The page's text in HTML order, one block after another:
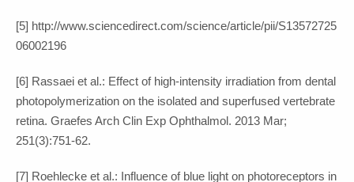
[5] http://www.sciencedirect.com/science/article/pii/S13572725
06002196
[6] Rassaei et al.: Effect of high-intensity irradiation from dental
photopolymerization on the isolated and superfused vertebrate
retina. Graefes Arch Clin Exp Ophthalmol. 2013 Mar;
251(3):751-62.
[7] Roehlecke et al.: Influence of blue light on photoreceptors in